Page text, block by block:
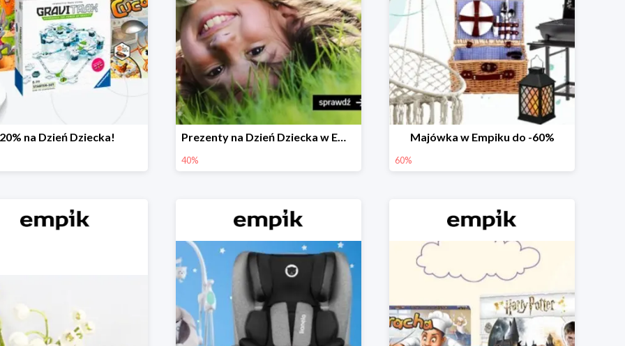
na Dzień Dziecka! Prezenty na Dzień Dziecka w Empiku do -40%
40%
Majówka w Empiku do -60%
60%